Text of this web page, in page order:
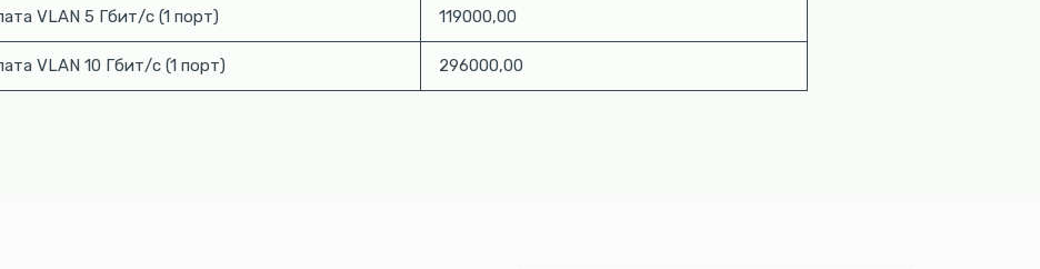
VLAN 5 Гбит/с (1 порт) 119000,00
VLAN 10 Гбит/с (1 порт) 296000,00